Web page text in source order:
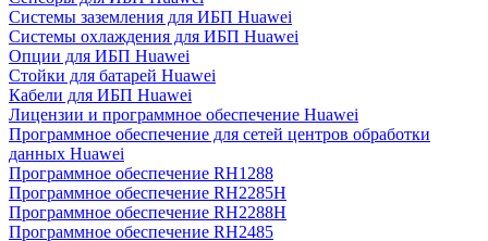
Системы заземления для ИБП Huawei
Системы охлаждения для ИБП Huawei
Опции для ИБП Huawei
Стойки для батарей Huawei
Кабели для ИБП Huawei
Лицензии и программное обеспечение Huawei
Программное обеспечение для сетей центров обработки
данных Huawei
Программное обеспечение RH1288
Программное обеспечение RH2285H
Программное обеспечение RH2288H
Программное обеспечение RH2485